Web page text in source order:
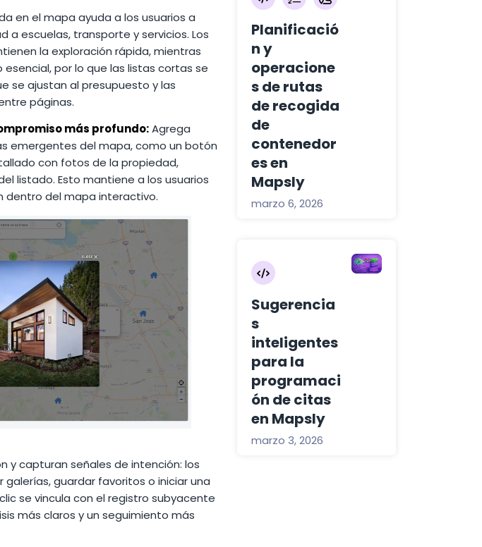
en el mapa ayuda a los usuarios a
a escuelas, transporte y servicios. Los
la exploración rápida, mientras
por lo que las listas cortas se
se ajustan al presupuesto y las
páginas.
más profundo:Agrega
emergentes del mapa, como un botón
con fotos de la propiedad,
listado. Esto mantiene a los usuarios
del mapa interactivo.
y capturan señales de intención: los
guardar favoritos o iniciar una
se vincula con el registro subyacente
más claros y un seguimiento más
Planificació
n y
operacione
s de rutas
de recogida
de
contenedor
es en
Mapsly
marzo 6, 2026
Sugerencia
s
inteligentes
para la
programaci
ón de citas
en Mapsly
marzo 3, 2026